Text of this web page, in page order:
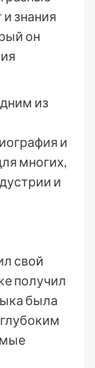
знания
он
из
и
многих,
и
свой
получил
была